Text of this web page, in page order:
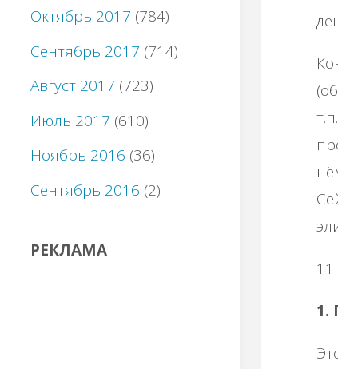
1.
Октябрь 2017 (784)
Сентябрь 2017 (714)
Август 2017 (723)
Июль 2017 (610)
Ноябрь 2016 (36)
Сентябрь 2016 (2)
РЕКЛАМА